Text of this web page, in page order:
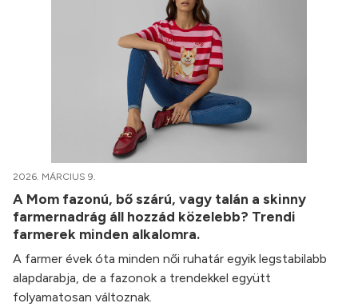
2026. MÁRCIUS 9.
A Mom fazonú, bő szárú, vagy talán a skinny
farmernadrág áll hozzád közelebb? Trendi
farmerek minden alkalomra.
A farmer évek óta minden női ruhatár egyik legstabilabb
alapdarabja, de a fazonok a trendekkel együtt
folyamatosan változnak.